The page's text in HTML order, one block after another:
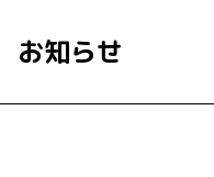
お知らせ